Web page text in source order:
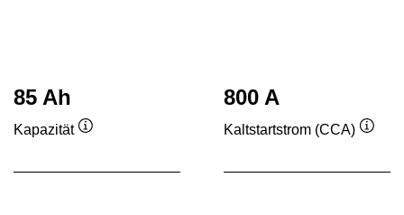
85 Ah
Kapazität
800 A
Kaltstartstrom (CCA)